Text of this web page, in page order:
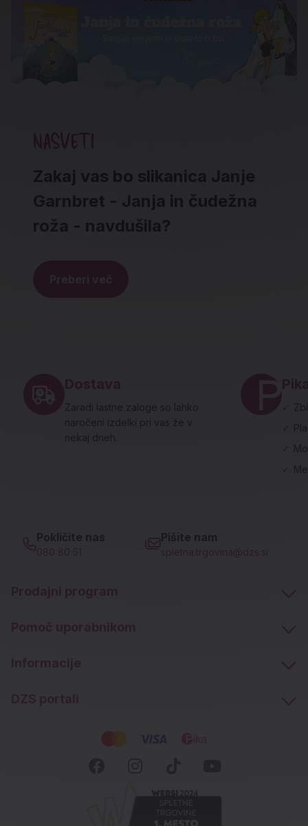
NASVETI
Zakaj vas bo slikanica Janje
Garnbret - Janja in čudežna
roža - navdušila?
Preberi več
Dostava
Zaradi lastne zaloge so lahko
naročeni izdelki pri vas že v
nekaj dneh.
✓
✓
✓
✓
Pokličite nas
080 80 51
Pišite nam
spletna.trgovina@dzs.si
Prodajni program
Pomoč uporabnikom
Informacije
DZS portali